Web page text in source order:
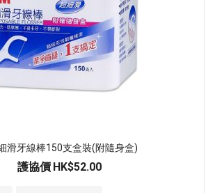
滑牙線棒150支盒裝(附隨身盒)
護協價 HK$52.00